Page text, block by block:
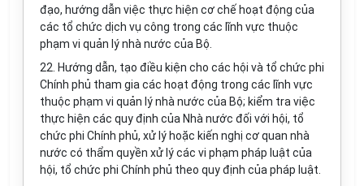
đạo, hướng dẫn việc thực hiện cơ chế hoạt động của
các tổ chức dịch vụ công trong các lĩnh vực thuộc
phạm vi quản lý nhà nước của Bộ.
22. Hướng dẫn, tạo điều kiện cho các hội và tổ chức phi
Chính phủ tham gia các hoạt động trong các lĩnh vực
thuộc phạm vi quản lý nhà nước của Bộ; kiểm tra việc
thực hiện các quy định của Nhà nước đối với hội, tổ
chức phi Chính phủ, xử lý hoặc kiến nghị cơ quan nhà
nước có thẩm quyền xử lý các vi phạm pháp luật của
hội, tổ chức phi Chính phủ theo quy định của pháp luật.